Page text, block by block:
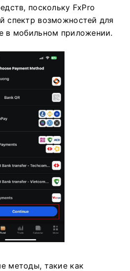
поскольку FxPro
спектр возможностей для
в мобильном приложении.
методы, такие как